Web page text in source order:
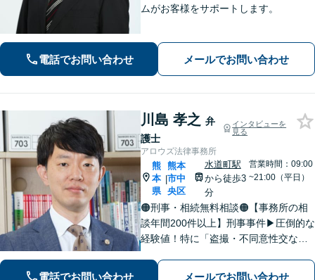
ムがお客様をサポートします。
電話でお問い合わせ メールでお問い合わせ
川島 孝之 弁
護士
インタビューを
見る
アロウズ法律事務所
熊
本
県
|
熊本
市中
央区
水道町駅
から徒歩3
分
営業時間：09:00
~21:00（平日）
🟠刑事・相続無料相談🟠【事務所の相
談年間200件以上】刑事事件▶︎圧倒的な
経験値！特に「盗撮・不同意性交など
局・証券会社」勤務で培った税の知識
電話でお問い合わせ メールでお問い合わせ